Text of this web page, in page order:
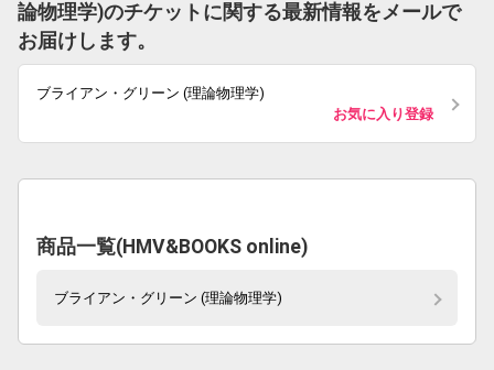
論物理学)のチケットに関する最新情報をメールで
お届けします。
ブライアン・グリーン (理論物理学)
お気に入り登録
商品一覧(HMV&BOOKS online)
ブライアン・グリーン (理論物理学)